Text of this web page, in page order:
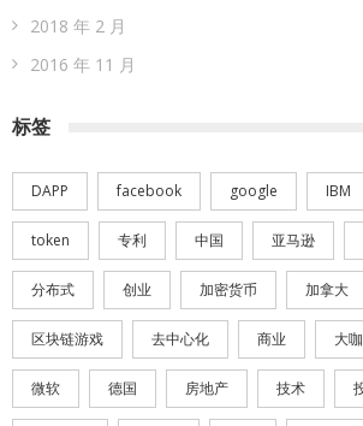
2018 年 2 月
2016 年 11 月
标签
DAPP facebook google IBM
token 专利 中国 亚马逊
分布式 创业 加密货币 加拿大
区块链游戏 去中心化 商业 大咖
微软 德国 房地产 技术